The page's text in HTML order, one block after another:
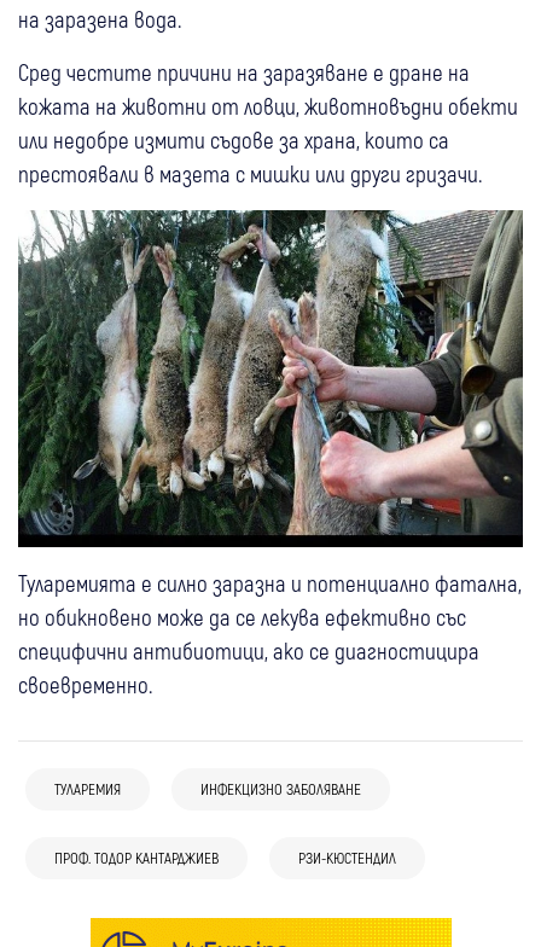
на заразена вода.
Сред честите причини на заразяване е дране на
кожата на животни от ловци, животновъдни обекти
или недобре измити съдове за храна, които са
престоявали в мазета с мишки или други гризачи.
Туларемията е силно заразна и потенциално фатална,
но обикновено може да се лекува ефективно със
специфични антибиотици, ако се диагностицира
своевременно.
ТУЛАРЕМИЯ ИНФЕКЦИЗНО ЗАБОЛЯВАНЕ
ПРОФ. ТОДОР КАНТАРДЖИЕВ РЗИ-КЮСТЕНДИЛ